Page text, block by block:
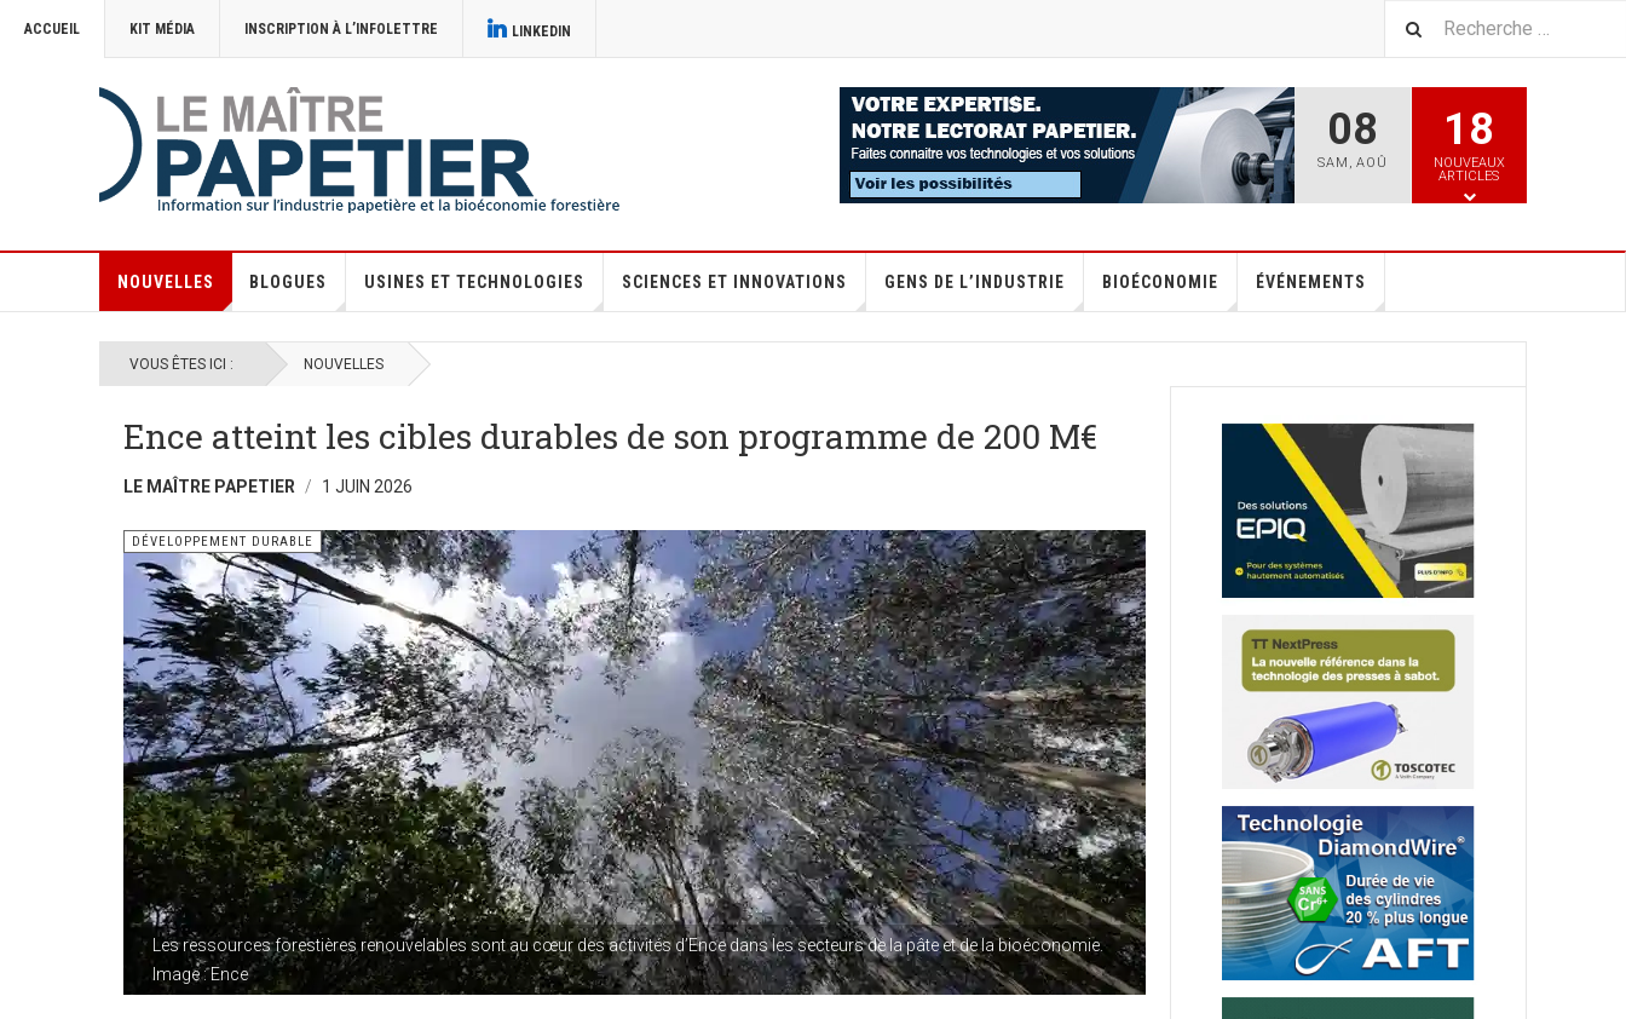
ACCUEIL KIT MÉDIA INSCRIPTION À L’INFOLETTRE LINKEDIN
08
SAM , AOÛ
18
NOUVEAUX
ARTICLES
NOUVELLES BLOGUES USINES ET TECHNOLOGIES SCIENCES ET INNOVATIONS GENS DE L’INDUSTRIE BIOÉCONOMIE ÉVÉNEMENTS
VOUS ÊTES ICI : NOUVELLES
Ence atteint les cibles durables de son programme de 200 M€
LE MAÎTRE PAPETIER 1 JUIN 2026
Les ressources forestières renouvelables sont au cœur des activités d’Ence dans les secteurs de la pâte et de la bioéconomie.
Image : Ence
DÉVELOPPEMENT DURABLE